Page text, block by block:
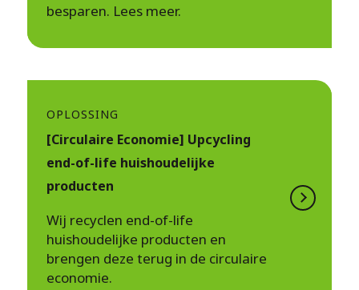
besparen. Lees meer.
OPLOSSING
[Circulaire Economie] Upcycling
end-of-life huishoudelijke
producten
Wij recyclen end-of-life
huishoudelijke producten en
brengen deze terug in de circulaire
economie.